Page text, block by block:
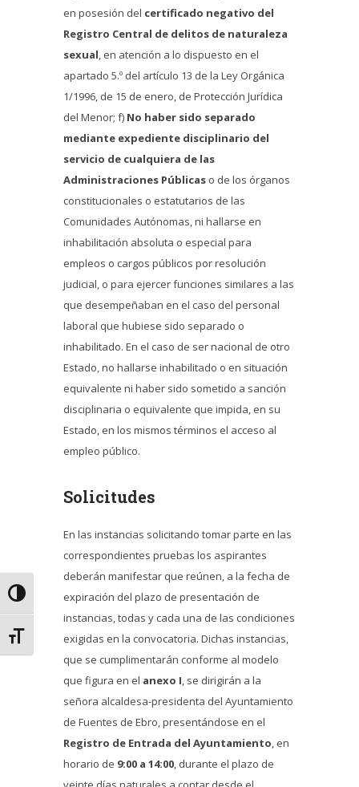
Alternar alto contraste
Alternar tamaño de letra
en posesión del certificado negativo del
Registro Central de delitos de naturaleza
sexual, en atención a lo dispuesto en el
apartado 5.º del artículo 13 de la Ley Orgánica
1/1996, de 15 de enero, de Protección Jurídica
del Menor; f) No haber sido separado
mediante expediente disciplinario del
servicio de cualquiera de las
Administraciones Públicas o de los órganos
constitucionales o estatutarios de las
Comunidades Autónomas, ni hallarse en
inhabilitación absoluta o especial para
empleos o cargos públicos por resolución
judicial, o para ejercer funciones similares a las
que desempeñaban en el caso del personal
laboral que hubiese sido separado o
inhabilitado. En el caso de ser nacional de otro
Estado, no hallarse inhabilitado o en situación
equivalente ni haber sido sometido a sanción
disciplinaria o equivalente que impida, en su
Estado, en los mismos términos el acceso al
empleo público.
Solicitudes
En las instancias solicitando tomar parte en las
correspondientes pruebas los aspirantes
deberán manifestar que reúnen, a la fecha de
expiración del plazo de presentación de
instancias, todas y cada una de las condiciones
exigidas en la convocatoria. Dichas instancias,
que se cumplimentarán conforme al modelo
que figura en el anexo I, se dirigirán a la
señora alcaldesa-presidenta del Ayuntamiento
de Fuentes de Ebro, presentándose en el
Registro de Entrada del Ayuntamiento, en
horario de 9:00 a 14:00, durante el plazo de